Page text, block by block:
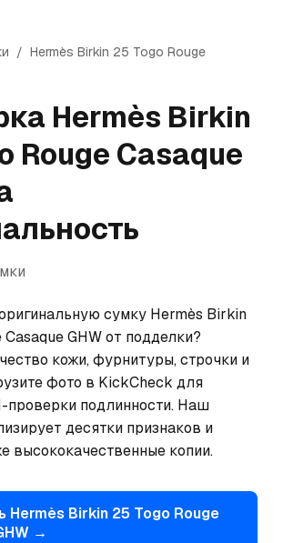
/ Hermès Birkin 25 Togo Rouge
Hermès Birkin
Rouge Casaque
сумку Hermès Birkin
Casaque GHW от подделки?
кожи, фурнитуры, строчки и
фото в KickCheck для
проверки подлинности. Наш
десятки признаков и
высококачественные копии.
Hermès Birkin 25 Togo Rouge
→